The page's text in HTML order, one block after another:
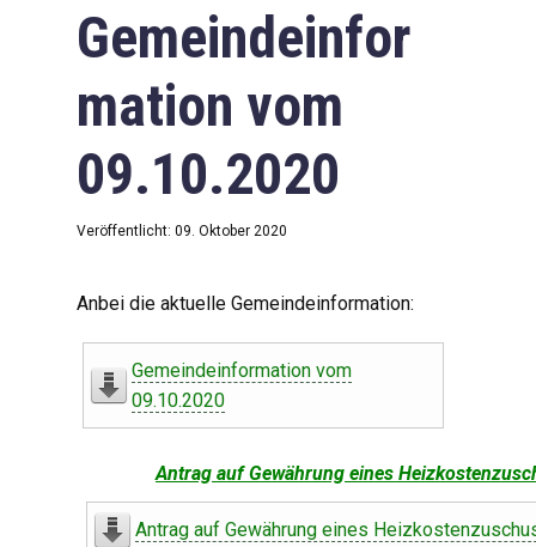
Gemeindeinfor
mation vom
09.10.2020
Veröffentlicht: 09. Oktober 2020
Anbei die aktuelle Gemeindeinformation:
Gemeindeinformation vom
09.10.2020
Antrag auf Gewährung eines
Antrag auf Gewährung eines